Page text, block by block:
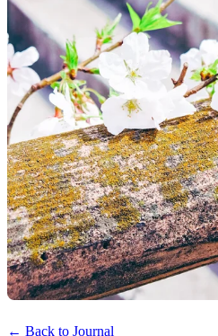
← Back to Journal